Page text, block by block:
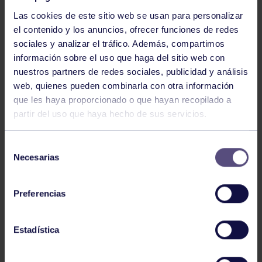
Las cookies de este sitio web se usan para personalizar
el contenido y los anuncios, ofrecer funciones de redes
sociales y analizar el tráfico. Además, compartimos
información sobre el uso que haga del sitio web con
nuestros partners de redes sociales, publicidad y análisis
web, quienes pueden combinarla con otra información
que les haya proporcionado o que hayan recopilado a
partir del uso que haya hecho de sus servicios.
Necesarias
Preferencias
Estadística
Baloncesto
ÚLTIMOS RESULTADOS DE LA SECCIÓN
Baloncesto